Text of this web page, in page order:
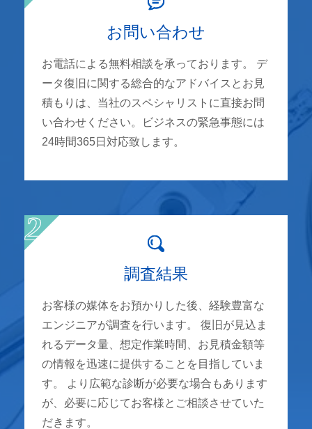
お問い合わせ
お電話による無料相談を承っております。 デ
ータ復旧に関する総合的なアドバイスとお見
積もりは、当社のスペシャリストに直接お問
い合わせください。ビジネスの緊急事態には
24時間365日対応致します。
調査結果
お客様の媒体をお預かりした後、経験豊富な
エンジニアが調査を行います。 復旧が見込ま
れるデータ量、想定作業時間、お見積金額等
の情報を迅速に提供することを目指していま
す。 より広範な診断が必要な場合もあります
が、必要に応じてお客様とご相談させていた
だきます。